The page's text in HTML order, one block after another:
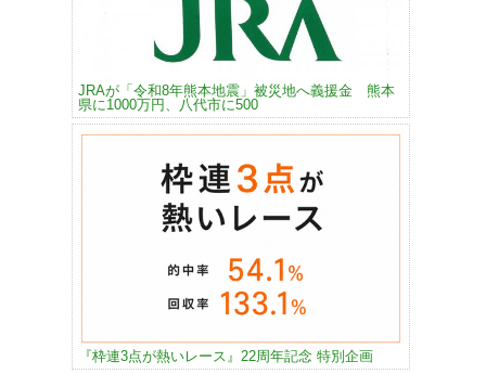
JRAが「令和8年熊本地震」被災地へ義援金 熊本
県に1000万円、八代市に500
『枠連3点が熱いレース』22周年記念 特別企画